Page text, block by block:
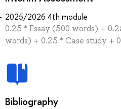
2025/2026 4th module
0.25 * Essay (500 words) +
words) + 0.25 * Case study +
Bibliography